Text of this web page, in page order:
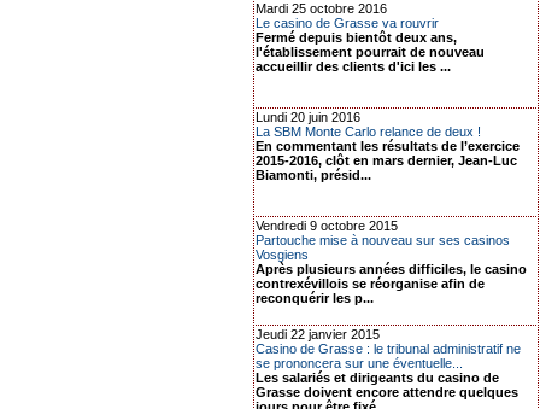
Mardi 25 octobre 2016
Le casino de Grasse va rouvrir
Fermé depuis bientôt deux ans,
l'établissement pourrait de nouveau
accueillir des clients d'ici les ...
Lundi 20 juin 2016
La SBM Monte Carlo relance de deux !
En commentant les résultats de l’exercice
2015-2016, clôt en mars dernier, Jean-Luc
Biamonti, présid...
Vendredi 9 octobre 2015
Partouche mise à nouveau sur ses casinos
Vosgiens
Après plusieurs années difficiles, le casino
contrexévillois se réorganise afin de
reconquérir les p...
Jeudi 22 janvier 2015
Casino de Grasse : le tribunal administratif ne
se prononcera sur une éventuelle...
Les salariés et dirigeants du casino de
Grasse doivent encore attendre quelques